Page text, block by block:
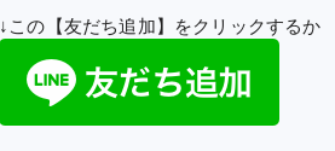
↓この【友だち追加】をクリックするか